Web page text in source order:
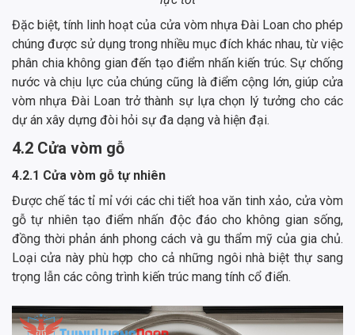
Đặc biệt, tính linh hoạt của cửa vòm nhựa Đài Loan cho phép
chúng được sử dụng trong nhiều mục đích khác nhau, từ việc
phân chia không gian đến tạo điểm nhấn kiến trúc. Sự chống
nước và chịu lực của chúng cũng là điểm cộng lớn, giúp cửa
vòm nhựa Đài Loan trở thành sự lựa chọn lý tưởng cho các
dự án xây dựng đòi hỏi sự đa dạng và hiện đại.
4.2 Cửa vòm gỗ
4.2.1 Cửa vòm gỗ tự nhiên
Được chế tác tỉ mỉ với các chi tiết hoa văn tinh xảo, cửa vòm
gỗ tự nhiên tạo điểm nhấn độc đáo cho không gian sống,
đồng thời phản ánh phong cách và gu thẩm mỹ của gia chủ.
Loại cửa này phù hợp cho cả những ngôi nhà biệt thự sang
trọng lẫn các công trình kiến trúc mang tính cổ điển.